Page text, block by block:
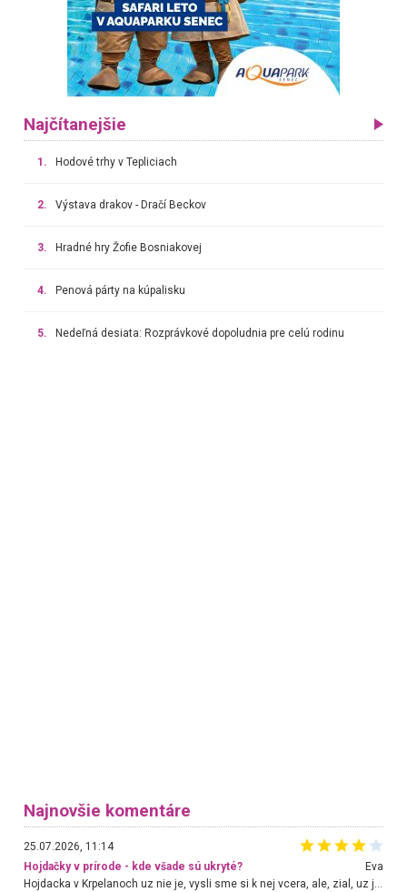
Najčítanejšie
1. Hodové trhy v Tepliciach
2. Výstava drakov - Dračí Beckov
3. Hradné hry Žofie Bosniakovej
4. Penová párty na kúpalisku
5. Nedeľná desiata: Rozprávkové dopoludnia pre celú rodinu
Najnovšie komentáre
25.07.2026, 11:14
Hojdačky v prírode - kde všade sú ukryté?
Eva
Hojdacka v Krpelanoch uz nie je, vysli sme si k nej vcera, ale, zial, uz je znicena. Ak sem planujete cestu len kvoli hojdacke, mozete si ju usetrit. Krasny vyhlad je tu vsak aj bez hojdacky :-)